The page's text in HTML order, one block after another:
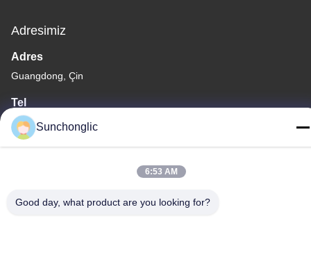
Adresimiz
Adres
Guangdong, Çin
Tel
86--13711271181
Gizlilik Politikası |Site Haritası
Sunchonglic
6:53 AM
Good day, what product are you looking for?